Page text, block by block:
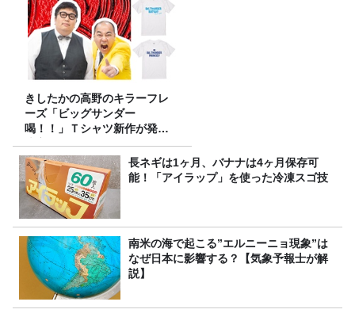
きしたかの高野のキラーフレ
ーズ「ビッグサンダー
喝！！」Ｔシャツ新作が発売
決定！
長ネギは1ヶ月、バナナは4ヶ月保存可
能！「アイラップ」を使った冷凍スゴ技
南米の海で起こる”エルニーニョ現象”は
なぜ日本に影響する？【気象予報士が解
説】